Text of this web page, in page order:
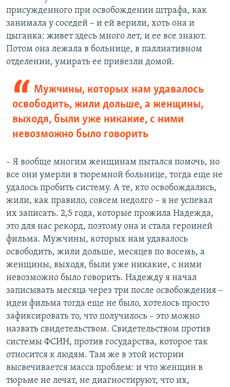
присужденного при освобождении штрафа, как
занимала у соседей – и ей верили, хоть она и
цыганка: живет здесь много лет, и ее все знают.
Потом она лежала в больнице, в паллиативном
отделении, умирать ее привезли домой.
Мужчины, которых нам удавалось
освободить, жили дольше, а женщины,
выходя, были уже никакие, с ними
невозможно было говорить
– Я вообще многим женщинам пытался помочь, но
все они умерли в тюремной больнице, тогда еще не
удалось пробить систему. А те, кто освобождались,
жили, как правило, совсем недолго – я не успевал
их записать. 2,5 года, которые прожила Надежда,
это для нас рекорд, поэтому она и стала героиней
фильма. Мужчины, которых нам удавалось
освободить, жили дольше, месяцев по восемь, а
женщины, выходя, были уже никакие, с ними
невозможно было говорить. Надежду я начал
записывать месяца через три после освобождения –
идеи фильма тогда еще не было, хотелось просто
зафиксировать то, что получилось – это можно
назвать свидетельством. Свидетельством против
системы ФСИН, против государства, которое так
относится к людям. Там же в этой истории
высвечивается масса проблем: и что женщин в
тюрьме не лечат, не диагностируют, что их,